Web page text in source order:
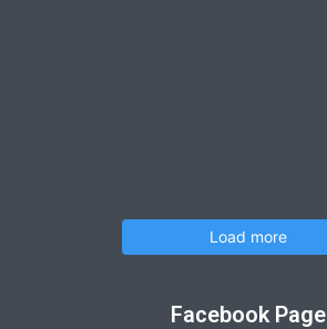
Load more
Facebook Page